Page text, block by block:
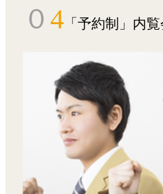
０4 「予約制」内